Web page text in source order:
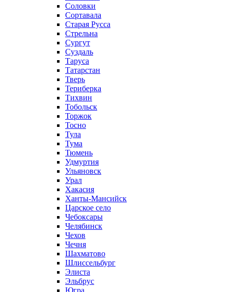
Соловки
Сортавала
Старая Русса
Стрельна
Сургут
Суздаль
Таруса
Татарстан
Тверь
Териберка
Тихвин
Тобольск
Торжок
Тосно
Тула
Тума
Тюмень
Удмуртия
Ульяновск
Урал
Хакасия
Ханты-Мансийск
Царское село
Чебоксары
Челябинск
Чехов
Чечня
Шахматово
Шлиссельбург
Элиста
Эльбрус
Югра